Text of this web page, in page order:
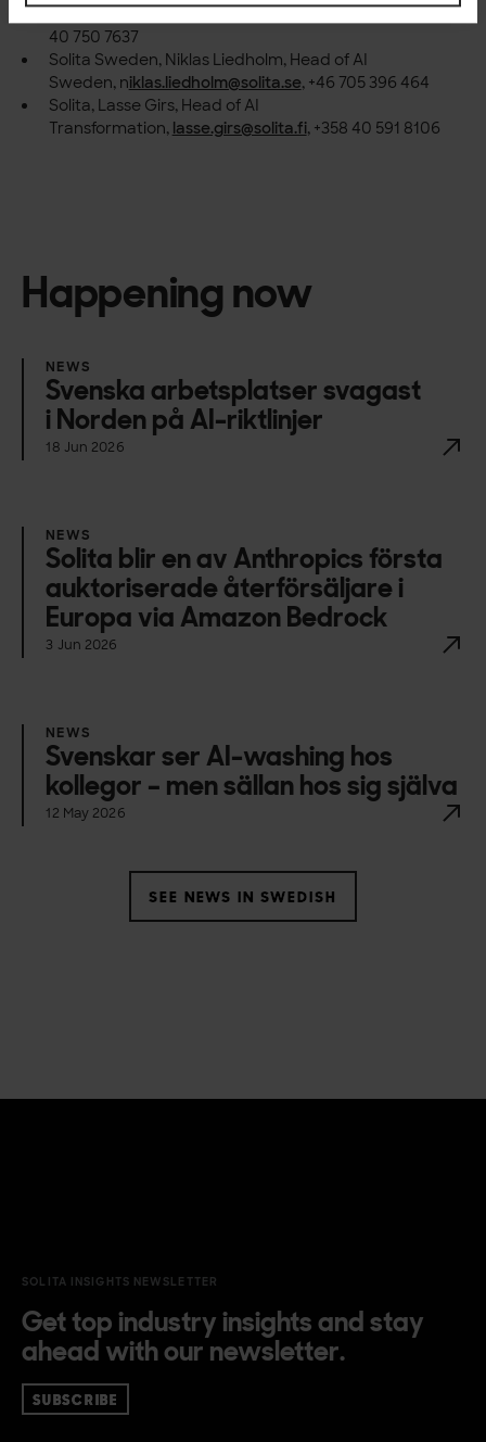
Solita, Ossi Lindroos, CEO,ossi.lindroos@solita.fi, +358
40 750 7637
Solita Sweden, Niklas Liedholm, Head of AI
Sweden, niklas.liedholm@solita.se, +46 705 396 464
Solita, Lasse Girs, Head of AI
Transformation, lasse.girs@solita.fi, +358 40 591 8106
Happening now
NEWS
Svenska arbetsplatser svagast
i Norden på AI-riktlinjer
18 Jun 2026
NEWS
Solita blir en av Anthropics första
auktoriserade återförsäljare i
Europa via Amazon Bedrock
3 Jun 2026
NEWS
Svenskar ser AI-washing hos
kollegor – men sällan hos sig själva
12 May 2026
SEE NEWS IN SWEDISH
SOLITA INSIGHTS NEWSLETTER
Get top industry insights and stay
ahead with our newsletter.
SUBSCRIBE